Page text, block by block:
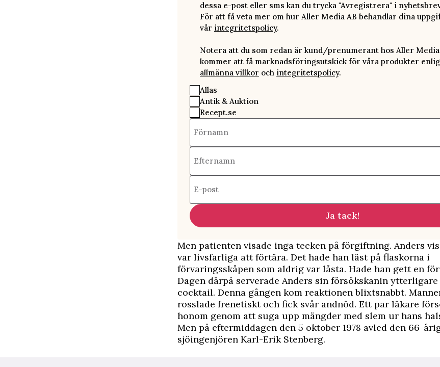
dessa e-post eller sms kan du trycka "Avregistrera" i
För att få veta mer om hur Aller Media AB behandlar dina
vår integritetspolicy.
Notera att du som redan är kund/prenumerant hos Aller
kommer att få marknadsföringsutskick för våra produkter
allmänna villkor och integritetspolicy.
Allas
Antik & Auktion
Recept.se
Förnamn
Efternamn
E-post
Ja tack!
Men patienten visade inga tecken på förgiftning. Anders
var livsfarliga att förtära. Det hade han läst på flaskorna i
förvaringsskåpen som aldrig var låsta. Hade han gett en
Dagen därpå serverade Anders sin försökskanin
cocktail. Denna gången kom reaktionen blixtsnabbt.
rosslade frenetiskt och fick svår andnöd. Ett par läkare
honom genom att suga upp mängder med slem ur hans
Men på eftermiddagen den 5 oktober 1978 avled den 66-
sjöingenjören Karl-Erik Stenberg.